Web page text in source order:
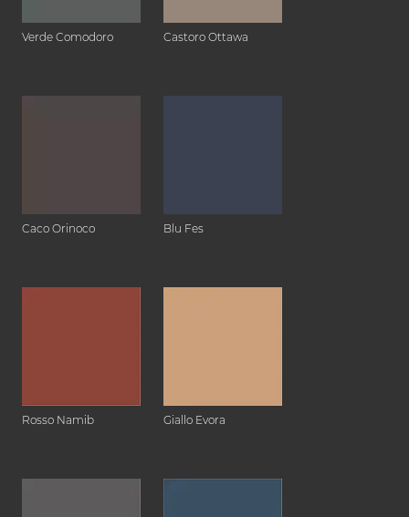
Verde Comodoro Castoro Ottawa
Caco Orinoco Blu Fes
Rosso Namib Giallo Evora